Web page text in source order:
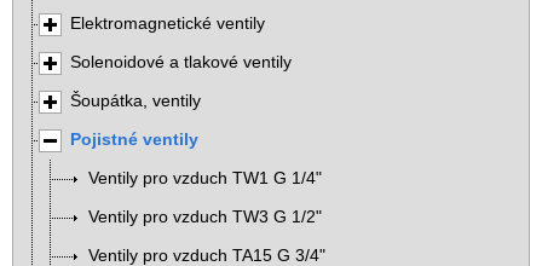
Elektromagnetické ventily
Solenoidové a tlakové ventily
Šoupátka, ventily
Pojistné ventily
Ventily pro vzduch TW1 G 1/4"
Ventily pro vzduch TW3 G 1/2"
Ventily pro vzduch TA15 G 3/4"